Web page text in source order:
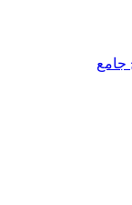
جامع